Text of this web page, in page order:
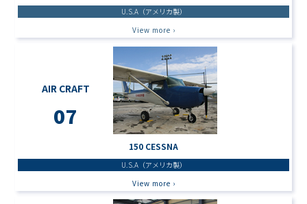
U.S.A（アメリカ製）
View more ›
AIR CRAFT
07
150 CESSNA
U.S.A（アメリカ製）
View more ›